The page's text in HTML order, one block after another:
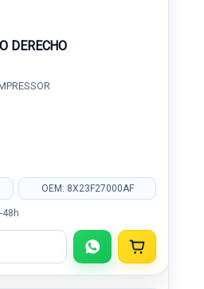
DERECHO
OEM: 8X23F27000AF
48h